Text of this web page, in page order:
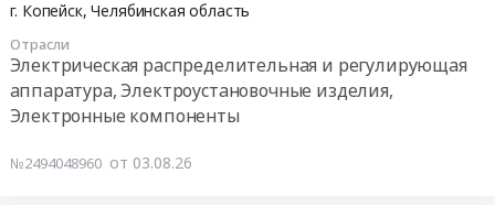
г. Копейск,Челябинская область
Отрасли
Электрическая распределительная и регулирующая
аппаратура, Электроустановочные изделия,
Электронные компоненты
№2494048960 от 03.08.26